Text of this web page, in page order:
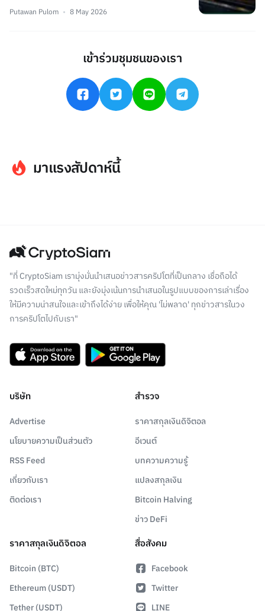
Putawan Pulom 8 May 2026
เข้าร่วมชุมชนของเรา
มาแรงสัปดาห์นี้
"ที่ CryptoSiam เรามุ่งมั่นนำเสนอข่าวสารคริปโตที่เป็นกลาง เชื่อถือได้
รวดเร็วสดใหม่ทุกวัน และยังมุ่งเน้นการนำเสนอในรูปแบบของการเล่าเรื่อง
ให้มีความน่าสนใจและเข้าถึงได้ง่าย เพื่อให้คุณ 'ไม่พลาด' ทุกข่าวสารในวง
การคริปโตไปกับเรา"
บริษัท
Advertise
นโยบายความเป็นส่วนตัว
RSS Feed
เกี่ยวกับเรา
ติดต่อเรา
สำรวจ
ราคาสกุลเงินดิจิตอล
อีเวนต์
บทความความรู้
แปลงสกุลเงิน
Bitcoin Halving
ข่าว DeFi
ราคาสกุลเงินดิจิตอล
Bitcoin (BTC)
Ethereum (USDT)
Tether (USDT)
สื่อสังคม
Facebook
Twitter
LINE